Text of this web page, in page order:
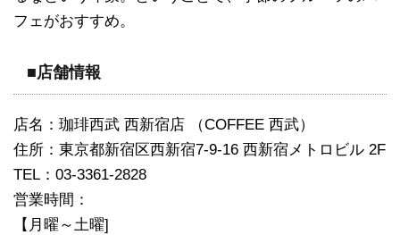
フェがおすすめ。
■店舗情報
店名：珈琲西武 西新宿店 （COFFEE 西武）
住所：東京都新宿区西新宿7-9-16 西新宿メトロビル 2F
TEL：03-3361-2828
営業時間：
【月曜～土曜]